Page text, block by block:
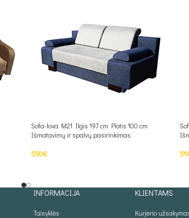
Sofa-lova M21 Ilgis 197 cm Plotis 100 cm
Išmatavimų ir spalvų pasirinkimas
550€ 519
INFORMACIJA
Taisyklės
KLIENTAMS
Kurjerio